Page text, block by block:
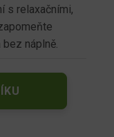
s relaxačními,
náplně.